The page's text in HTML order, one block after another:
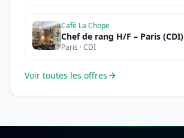
Café La Chope
Chef de rang H/F – Paris (CDI)
Paris · CDI
Voir toutes les offres